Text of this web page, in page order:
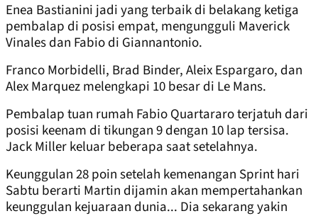
Enea Bastianini jadi yang terbaik di belakang ketiga
pembalap di posisi empat, mengungguli Maverick
Vinales dan Fabio di Giannantonio.
Franco Morbidelli, Brad Binder, Aleix Espargaro, dan
Alex Marquez melengkapi 10 besar di Le Mans.
Pembalap tuan rumah Fabio Quartararo terjatuh dari
posisi keenam di tikungan 9 dengan 10 lap tersisa.
Jack Miller keluar beberapa saat setelahnya.
Keunggulan 28 poin setelah kemenangan Sprint hari
Sabtu berarti Martin dijamin akan mempertahankan
keunggulan kejuaraan dunia... Dia sekarang yakin